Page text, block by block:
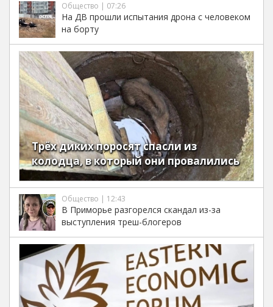
Общество | 07:26
На ДВ прошли испытания дрона с человеком
на борту
Трёх диких поросят спасли из
колодца, в который они провалились
Общество | 12:43
В Приморье разгорелся скандал из-за
выступления треш-блогеров